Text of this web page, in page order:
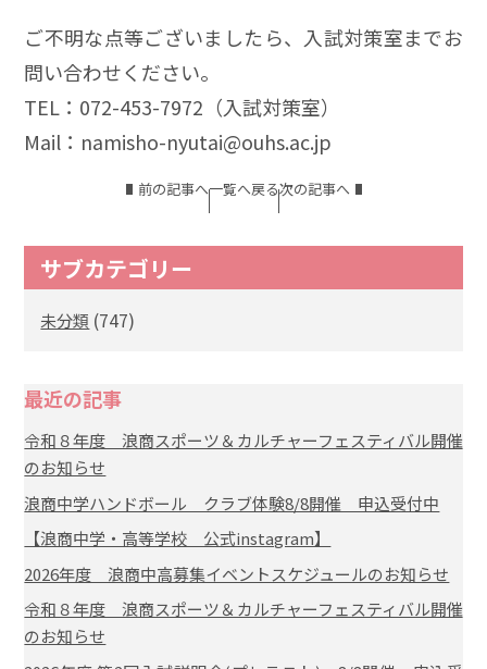
ご不明な点等ございましたら、入試対策室までお
問い合わせください。
TEL：072-453-7972（入試対策室）
Mail：namisho-nyutai@ouhs.ac.jp
前の記事へ一覧へ戻る次の記事へ
サブカテゴリー
未分類 (747)
最近の記事
令和８年度 浪商スポーツ＆カルチャーフェスティバル開催
のお知らせ
浪商中学ハンドボール クラブ体験8/8開催 申込受付中
【浪商中学・高等学校 公式instagram】
2026年度 浪商中高募集イベントスケジュールのお知らせ
令和８年度 浪商スポーツ＆カルチャーフェスティバル開催
のお知らせ